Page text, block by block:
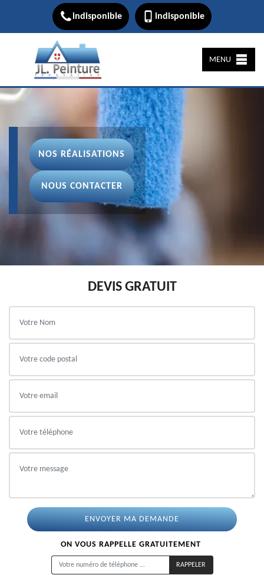
indisponible indisponible
MENU
NOS RÉALISATIONS
NOUS CONTACTER
DEVIS GRATUIT
ON VOUS RAPPELLE GRATUITEMENT